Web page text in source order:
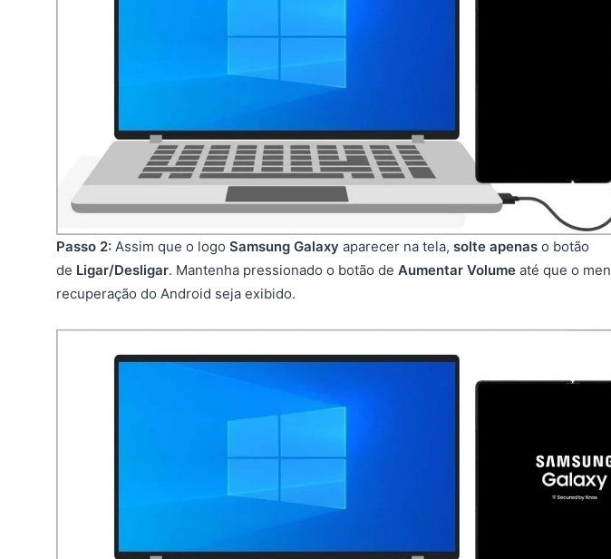
Passo 2: Assim que o logo Samsung Galaxy aparecer na tela, solte apenas o botão
de Ligar/Desligar. Mantenha pressionado o botão de Aumentar Volume até que o
recuperação do Android seja exibido.